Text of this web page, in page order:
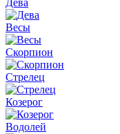
Дева
Весы
Скорпион
Стрелец
Козерог
Водолей